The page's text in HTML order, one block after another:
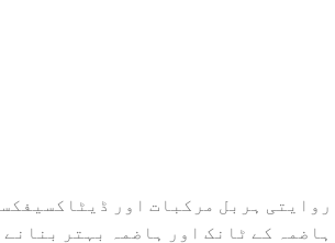
روایتی ہربل مرکبات اور
ہاضمہ کے ٹانک اور ہاضمہ بہتر بنانے